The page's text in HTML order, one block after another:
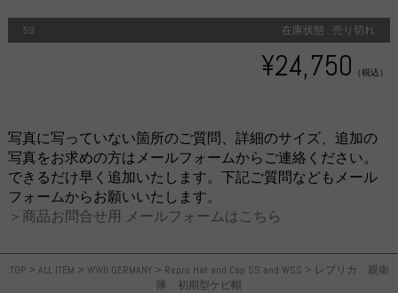
TOP> ALL ITEM > WWII GERMANY> Repro Hat and Cap SS and WSS > レプリカ 親衛
隊 初期型ケピ帽
59 在庫状態 : 売り切れ
¥24,750 （税込）
写真に写っていない箇所のご質問、詳細のサイズ、追加の
写真をお求めの方はメールフォームからご連絡ください。
できるだけ早く追加いたします。下記ご質問などもメール
フォームからお願いいたします。
＞商品お問合せ用 メールフォームはこちら